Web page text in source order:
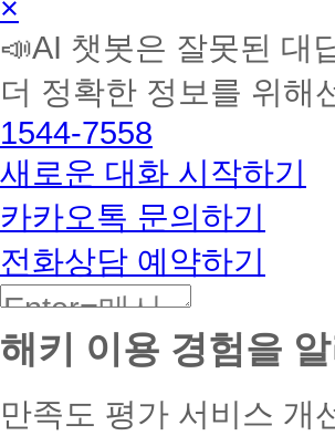
학
습
토
커
BETA
×
📣AI 챗봇은 잘못된 대
더 정확한 정보를 위해
1544-7558
새로운 대화 시작하기
카카오톡 문의하기
전화상담 예약하기
해키 이용 경험을
만족도 평가 서비스 개